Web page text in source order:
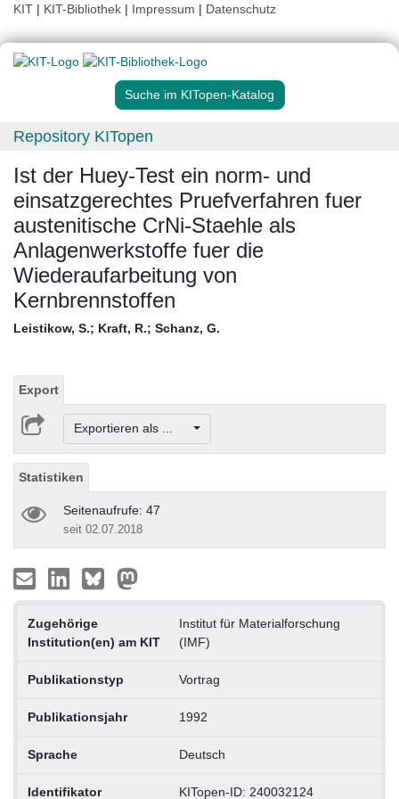
KIT | KIT-Bibliothek | Impressum | Datenschutz
Suche im KITopen-Katalog
Repository KITopen
Ist der Huey-Test ein norm- und
einsatzgerechtes Pruefverfahren fuer
austenitische CrNi-Staehle als
Anlagenwerkstoffe fuer die
Wiederaufarbeitung von
Kernbrennstoffen
Leistikow, S.; Kraft, R.; Schanz, G.
Export
Exportieren als ...
Statistiken
Seitenaufrufe: 47
seit 02.07.2018
Zugehörige
Institution(en) am KIT
Institut für Materialforschung
(IMF)
Publikationstyp Vortrag
Publikationsjahr 1992
Sprache Deutsch
Identifikator KITopen-ID: 240032124